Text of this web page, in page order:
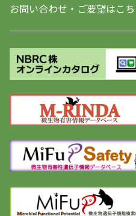
お問い合わせ・ご要望はこ